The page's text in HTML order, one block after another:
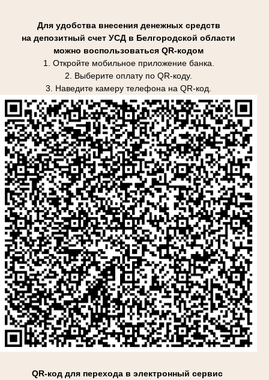
Для удобства внесения денежных средств
на депозитный счет УСД в Белгородской области
можно воспользоваться QR-кодом
1. Откройте мобильное приложение банка.
2. Выберите оплату по QR-коду.
3. Наведите камеру телефона на QR-код.
QR-код для перехода в электронный сервис